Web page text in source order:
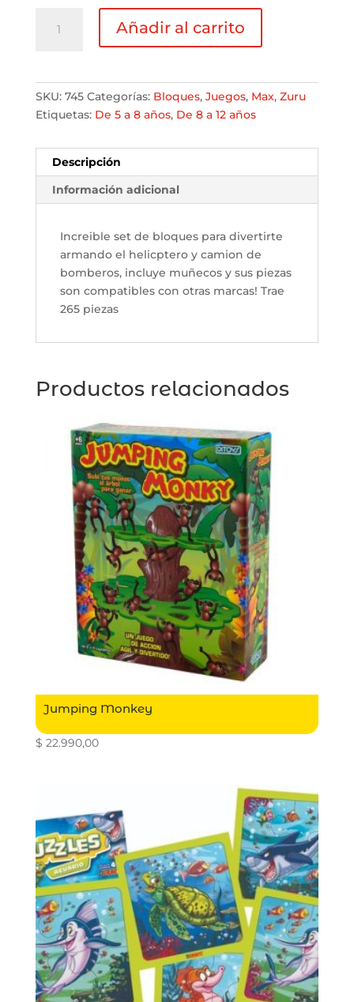
con
LEGO
cantidad
Añadir al carrito
SKU: 745 Categorías: Bloques, Juegos, Max, Zuru
Etiquetas: De 5 a 8 años, De 8 a 12 años
Descripción
Información adicional
Increible set de bloques para divertirte
armando el helicptero y camion de
bomberos, incluye muñecos y sus piezas
son compatibles con otras marcas! Trae
265 piezas
Productos relacionados
Jumping Monkey
$ 22.990,00